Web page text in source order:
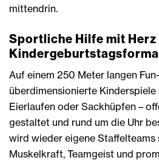
mittendrin.
Sportliche Hilfe mit Herz
Auf einem 250 Meter langen
überdimensionierte
Eierlaufen oder Sackhüpfen –
gestaltet und rund um die Uhr
wird wieder eigene Staffelteams
Muskelkraft, Teamgeist und